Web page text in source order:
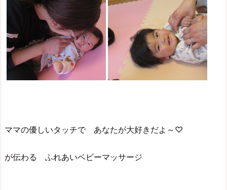
ママの優しいタッチで あなたが大好きだよ～♡
が伝わる ふれあいベビーマッサージ